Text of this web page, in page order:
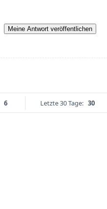
Meine Antwort veröffentlichen
6 Letzte 30 Tage: 30